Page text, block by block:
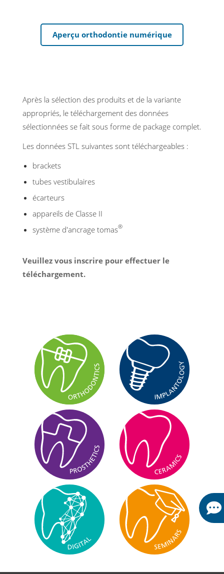
Aperçu orthodontie numérique
Après la sélection des produits et de la variante
appropriés, le téléchargement des données
sélectionnées se fait sous forme de package complet.
Les données STL suivantes sont téléchargeables :
brackets
tubes vestibulaires
écarteurs
appareils de Classe II
système d'ancrage tomas®
Veuillez vous inscrire pour effectuer le
téléchargement.